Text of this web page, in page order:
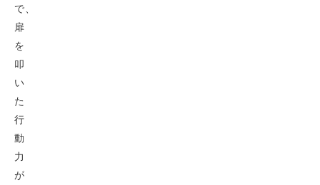
で、
扉
を
叩
い
た
行
動
力
が